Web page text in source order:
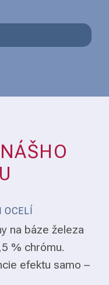
OCELÍ
na báze železa
% chrómu.
efektu samo –